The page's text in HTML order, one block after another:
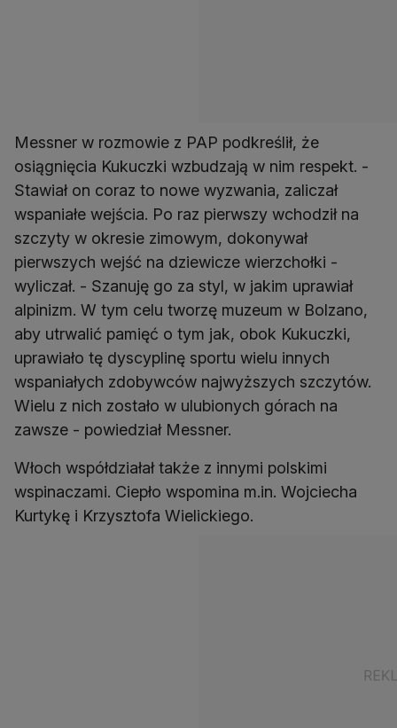
Messner w rozmowie z PAP podkreślił, że
osiągnięcia Kukuczki wzbudzają w nim respekt. -
Stawiał on coraz to nowe wyzwania, zaliczał
wspaniałe wejścia. Po raz pierwszy wchodził na
szczyty w okresie zimowym, dokonywał
pierwszych wejść na dziewicze wierzchołki -
wyliczał. - Szanuję go za styl, w jakim uprawiał
alpinizm. W tym celu tworzę muzeum w Bolzano,
aby utrwalić pamięć o tym jak, obok Kukuczki,
uprawiało tę dyscyplinę sportu wielu innych
wspaniałych zdobywców najwyższych szczytów.
Wielu z nich zostało w ulubionych górach na
zawsze - powiedział Messner.
Włoch współdziałał także z innymi polskimi
wspinaczami. Ciepło wspomina m.in. Wojciecha
Kurtykę i Krzysztofa Wielickiego.